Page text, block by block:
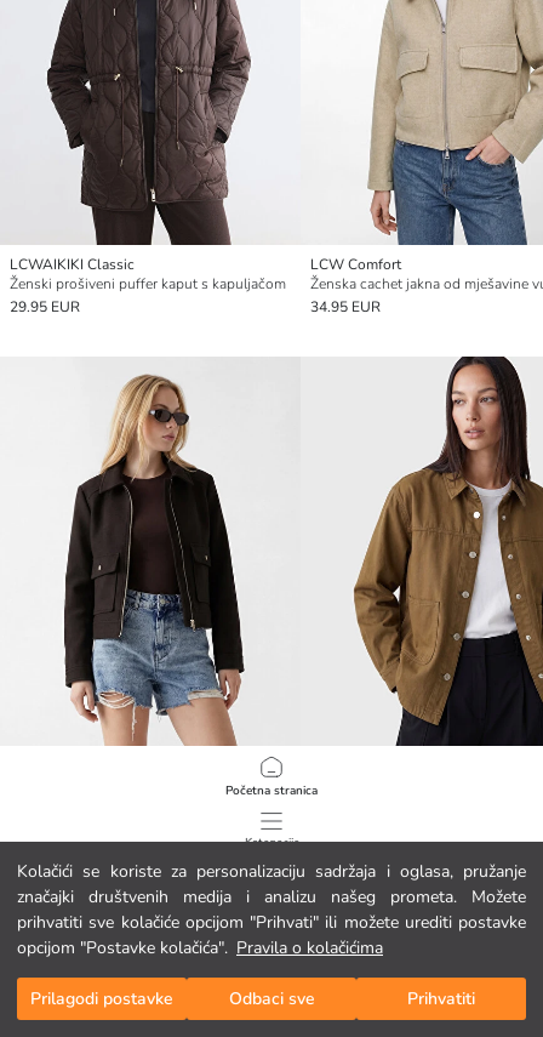
Kolačići se koriste za personalizaciju sadržaja i oglasa, pružanje
značajki društvenih medija i analizu našeg prometa. Možete
prihvatiti sve kolačiće opcijom "Prihvati" ili možete urediti postavke
opcijom "Postavke kolačića". Pravila o kolačićima
Prilagodi postavke Odbaci sve Prihvatiti
Početna stranica
Kategorije
Moja košarica
LCWAIKIKI Classic
Ženski prošiveni puffer kaput s kapuljačom
29.95 EUR
LCW Comfort
Ženska cachet jakna od mješavine
34.95 EUR
Ženska cachet jakna s kragnom košulje
Ženska traper jakna s kragnom